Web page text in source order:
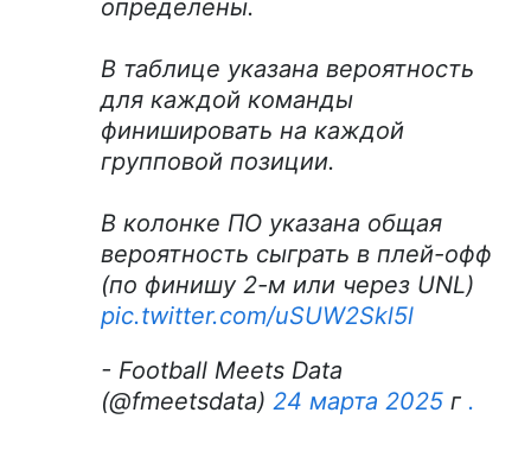
определены.
В таблице указана вероятность
для каждой команды
финишировать на каждой
групповой позиции.
В колонке ПО указана общая
вероятность сыграть в плей-офф
(по финишу 2-м или через UNL)
pic.twitter.com/uSUW2Skl5l
- Football Meets Data
(@fmeetsdata) 24 марта 2025 г .